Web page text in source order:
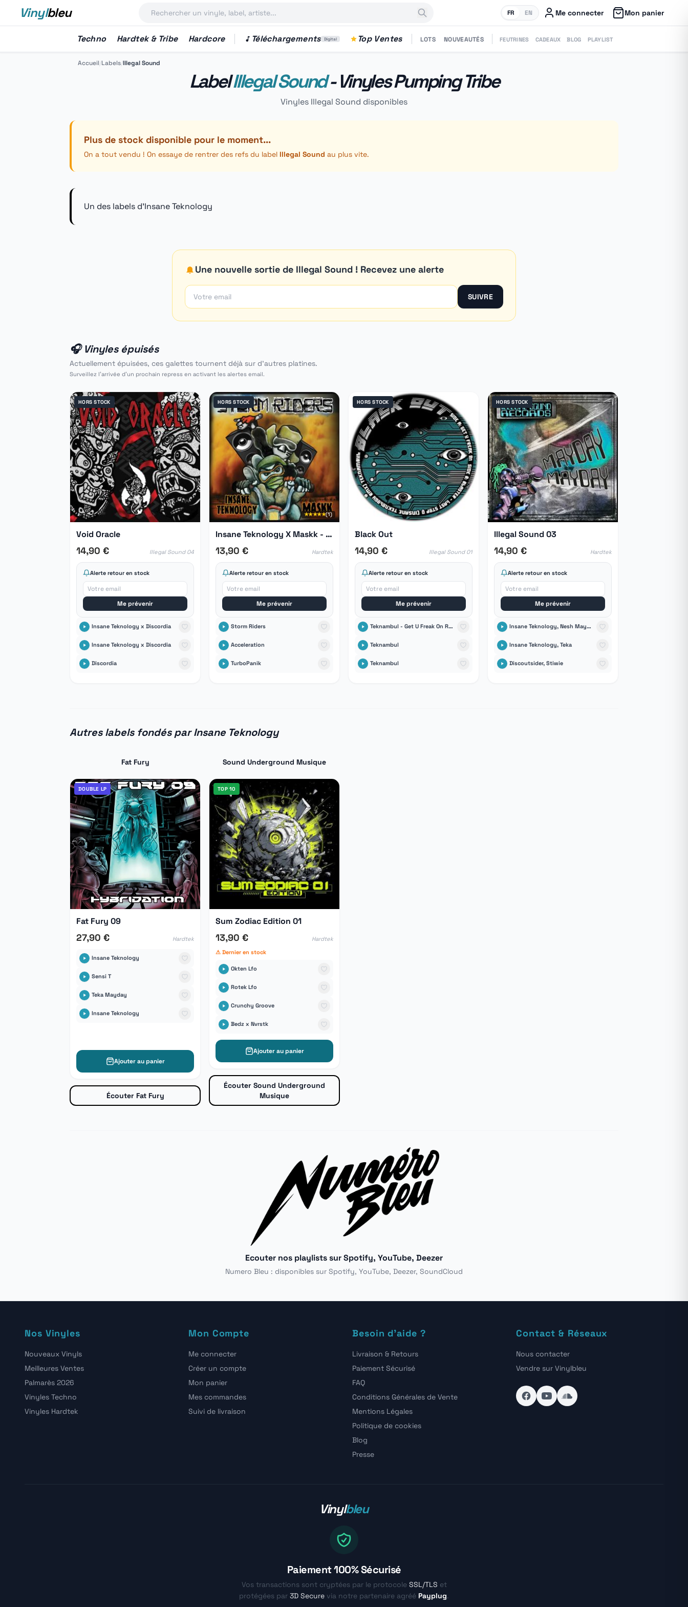
Vinylbleu FR EN Me connecter Mon panier
Techno Hardtek & Tribe Hardcore Téléchargements Digital Top Ventes LOTS NOUVEAUTÉS FEUTRINES CADEAUX BLOG PLAYLIST
Accueil/Labels/Illegal Sound
LabelIllegal Sound- Vinyles Pumping Tribe
Vinyles Illegal Sound disponibles
Plus de stock disponible pour le moment...
On a tout vendu ! On essaye de rentrer des refs du label Illegal Sound au plus vite.
Un des labels d'Insane Teknology
Une nouvelle sortie de Illegal Sound ! Recevez une alerte
SUIVRE
🎧 Vinyles épuisés
Actuellement épuisées, ces galettes tournent déjà sur d'autres platines.
Surveillez l'arrivée d'un prochain repress en activant les alertes email.
HORS STOCK
Void Oracle
14,90 € Illegal Sound 04
Alerte retour en stock
Me prévenir
Insane Teknology x Discordia
Insane Teknology x Discordia
Discordia
HORS STOCK
★★★★★(1)
Insane Teknology X Maskk - Illegal Sound 02
13,90 € Hardtek
Alerte retour en stock
Me prévenir
Storm Riders
Acceleration
TurboPanik
HORS STOCK
Black Out
14,90 € Illegal Sound 01
Alerte retour en stock
Me prévenir
Teknambul - Get U Freak On Remix Insane Teknology
Teknambul
Teknambul
HORS STOCK
Illegal Sound 03
14,90 € Hardtek
Alerte retour en stock
Me prévenir
Insane Teknology, Nesh Mayday
Insane Teknology, Teka
Discoutsider, Stiwie
Autres labels fondés par Insane Teknology
Fat Fury
DOUBLE LP
Fat Fury 09
27,90 € Hardtek
Insane Teknology
Sensi T
Teka Mayday
Insane Teknology
Ajouter au panier
Écouter Fat Fury
Sound Underground Musique
TOP 10
Sum Zodiac Edition 01
13,90 €
Hardtek
⚠ Dernier en stock
Okten Lfo
Rotek Lfo
Crunchy Groove
Bedz x Nvrstk
Ajouter au panier
Écouter Sound Underground
Musique
Ecouter nos playlists sur Spotify, YouTube, Deezer
Numero Bleu : disponibles sur Spotify, YouTube, Deezer, SoundCloud
Nos Vinyles
Nouveaux Vinyls
Meilleures Ventes
Palmarès 2026
Vinyles Techno
Vinyles Hardtek
Mon Compte
Me connecter
Créer un compte
Mon panier
Mes commandes
Suivi de livraison
Besoin d'aide ?
Livraison & Retours
Paiement Sécurisé
FAQ
Conditions Générales de Vente
Mentions Légales
Politique de cookies
Blog
Presse
Contact & Réseaux
Nous contacter
Vendre sur Vinylbleu
Vinylbleu
Paiement 100% Sécurisé
Vos transactions sont cryptées par le protocole SSL/TLS et
protégées par 3D Secure via notre partenaire agréé Payplug.